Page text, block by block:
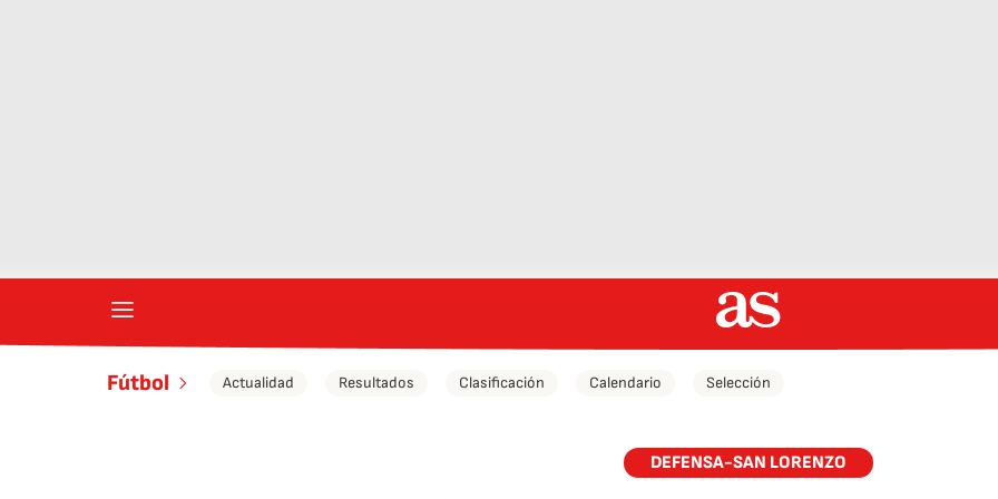
Fútbol Actualidad Resultados Clasificación Calendario Selección
DEFENSA-SAN LORENZO